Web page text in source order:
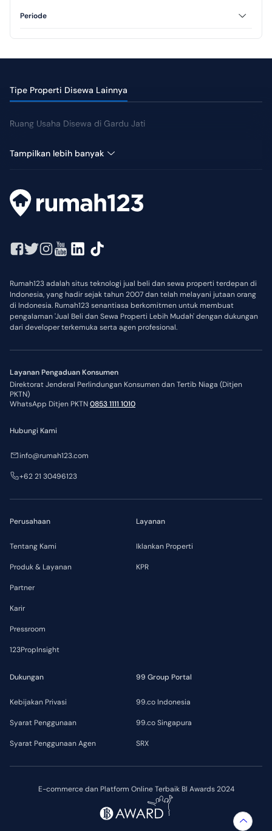
Periode
Tipe Properti Disewa Lainnya
Ruang Usaha Disewa di Gardu Jati
Tampilkan lebih banyak
Rumah123 adalah situs teknologi jual beli dan sewa properti terdepan di
Indonesia, yang hadir sejak tahun 2007 dan telah melayani jutaan orang
di Indonesia. Rumah123 senantiasa berkomitmen untuk membuat
pengalaman 'Jual Beli dan Sewa Properti Lebih Mudah' dengan dukungan
dari developer terkemuka serta agen profesional.
Layanan Pengaduan Konsumen
Direktorat Jenderal Perlindungan Konsumen dan Tertib Niaga (Ditjen
PKTN)
WhatsApp Ditjen PKTN0853 1111 1010
E-commerce dan Platform Online Terbaik BI Awards 2024
Perusahaan
Tentang Kami
Produk & Layanan
Partner
Karir
Pressroom
123PropInsight
Layanan
Iklankan Properti
KPR
Dukungan
Kebijakan Privasi
Syarat Penggunaan
Syarat Penggunaan Agen
99 Group Portal
99.co Indonesia
99.co Singapura
SRX
Hubungi Kami
info@rumah123.com
+62 21 30496123